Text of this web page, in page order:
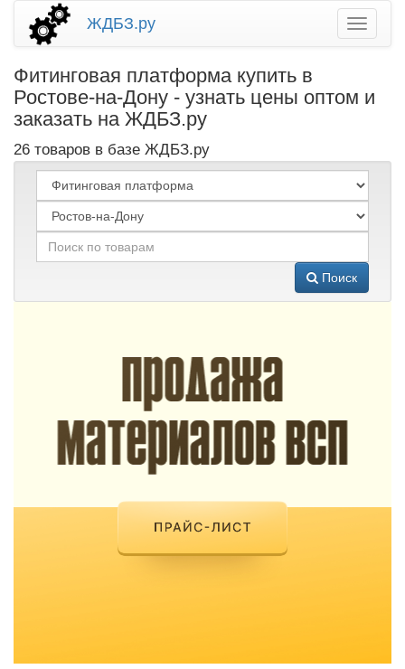
ЖДБЗ.ру
Фитинговая платформа купить в
Ростове-на-Дону - узнать цены оптом и
заказать на ЖДБЗ.ру
26 товаров в базе ЖДБЗ.ру
Поиск